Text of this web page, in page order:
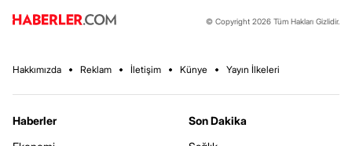
© Copyright 2026 Tüm Hakları Gizlidir.
Hakkımızda Reklam İletişim Künye Yayın İlkeleri
Haberler
Son Dakika